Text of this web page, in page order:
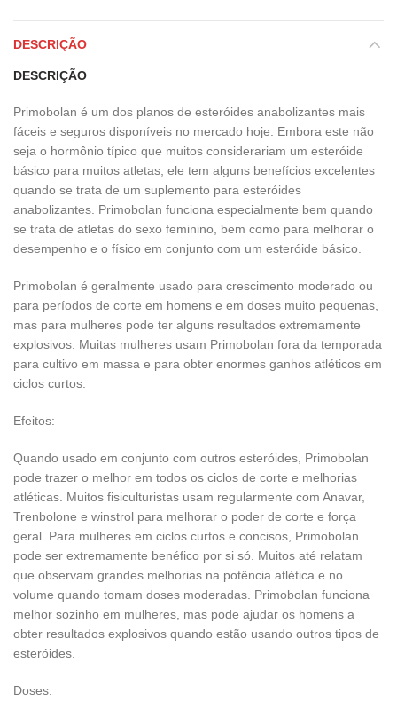
DESCRIÇÃO
DESCRIÇÃO
Primobolan é um dos planos de esteróides anabolizantes mais
fáceis e seguros disponíveis no mercado hoje. Embora este não
seja o hormônio típico que muitos considerariam um esteróide
básico para muitos atletas, ele tem alguns benefícios excelentes
quando se trata de um suplemento para esteróides
anabolizantes. Primobolan funciona especialmente bem quando
se trata de atletas do sexo feminino, bem como para melhorar o
desempenho e o físico em conjunto com um esteróide básico.
Primobolan é geralmente usado para crescimento moderado ou
para períodos de corte em homens e em doses muito pequenas,
mas para mulheres pode ter alguns resultados extremamente
explosivos. Muitas mulheres usam Primobolan fora da temporada
para cultivo em massa e para obter enormes ganhos atléticos em
ciclos curtos.
Efeitos:
Quando usado em conjunto com outros esteróides, Primobolan
pode trazer o melhor em todos os ciclos de corte e melhorias
atléticas. Muitos fisiculturistas usam regularmente com Anavar,
Trenbolone e winstrol para melhorar o poder de corte e força
geral. Para mulheres em ciclos curtos e concisos, Primobolan
pode ser extremamente benéfico por si só. Muitos até relatam
que observam grandes melhorias na potência atlética e no
volume quando tomam doses moderadas. Primobolan funciona
melhor sozinho em mulheres, mas pode ajudar os homens a
obter resultados explosivos quando estão usando outros tipos de
esteróides.
Doses: